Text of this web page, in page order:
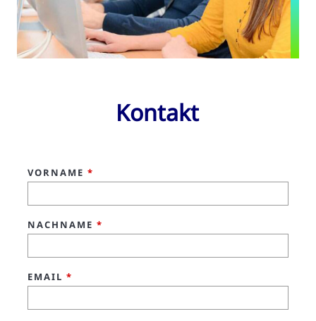
Kontakt
VORNAME *
NACHNAME *
EMAIL *